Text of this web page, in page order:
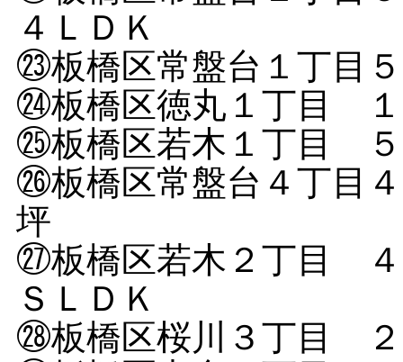
４ＬＤＫ
㉓板橋区常盤台１丁
㉔板橋区徳丸１丁目
㉕板橋区若木１丁目
㉖板橋区常盤台４丁
坪
㉗板橋区若木２丁目
ＳＬＤＫ
㉘板橋区桜川３丁目